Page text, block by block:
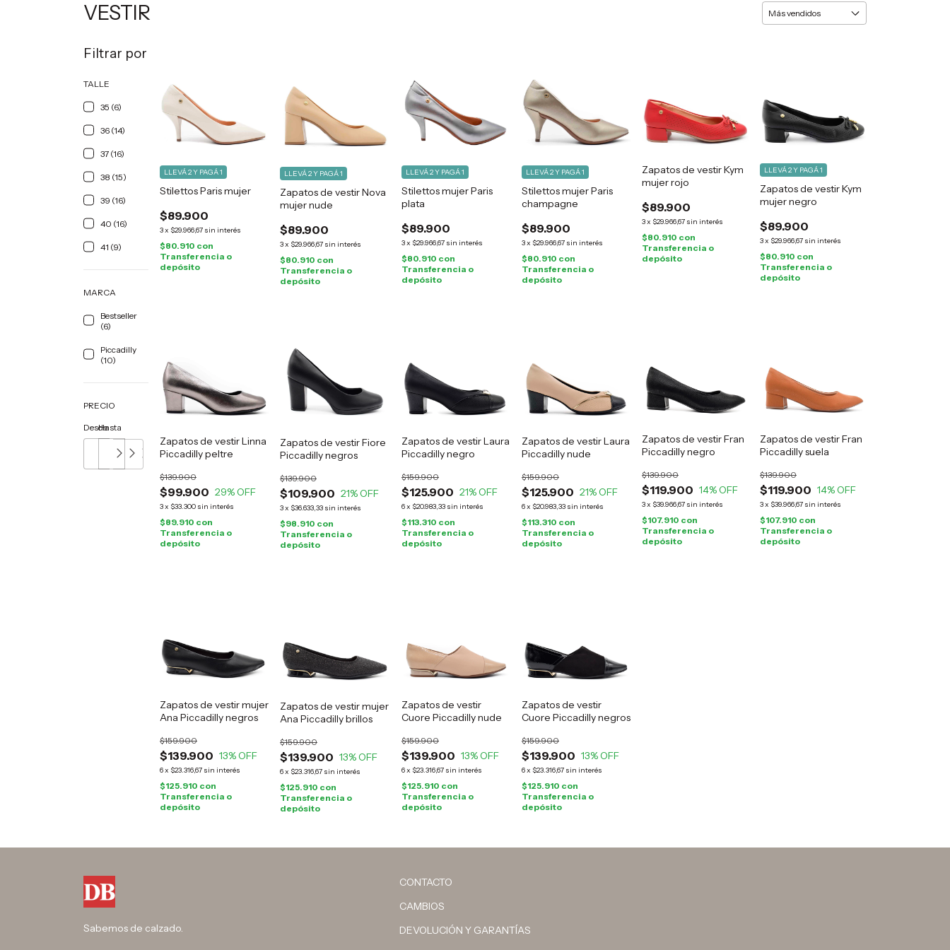
VESTIR
Filtrar por
TALLE
35 (6)
36 (14)
37 (16)
38 (15)
39 (16)
40 (16)
41 (9)
MARCA
Bestseller
(6)
Piccadilly
(10)
PRECIO
DesdeHasta
Stilettos Paris mujer
$89.900
3x $29.966,67 sin interés
LLEVÁ 2 Y PAGÁ 1
$80.910 con
Transferencia o
depósito
Zapatos de vestir Nova
mujer nude
$89.900
3x $29.966,67 sin interés
LLEVÁ 2 Y PAGÁ 1
$80.910 con
Transferencia o
depósito
Stilettos mujer Paris
plata
$89.900
3x $29.966,67 sin interés
LLEVÁ 2 Y PAGÁ 1
$80.910 con
Transferencia o
depósito
Stilettos mujer Paris
champagne
$89.900
3x $29.966,67 sin interés
LLEVÁ 2 Y PAGÁ 1
$80.910 con
Transferencia o
depósito
Zapatos de vestir Kym
mujer rojo
$89.900
3x $29.966,67 sin interés
$80.910 con
Transferencia o
depósito
Zapatos de vestir Kym
mujer negro
$89.900
3x $29.966,67 sin interés
LLEVÁ 2 Y PAGÁ 1
$80.910 con
Transferencia o
depósito
Zapatos de vestir Linna
Piccadilly peltre
$99.900
$139.900
29% OFF
3x $33.300 sin interés
$89.910 con
Transferencia o
depósito
Zapatos de vestir Fiore
Piccadilly negros
$109.900
$139.900
21% OFF
3x $36.633,33 sin interés
$98.910 con
Transferencia o
depósito
Zapatos de vestir Laura
Piccadilly negro
$125.900
$159.900
21% OFF
6x $20.983,33 sin interés
$113.310 con
Transferencia o
depósito
Zapatos de vestir Laura
Piccadilly nude
$125.900
$159.900
21% OFF
6x $20.983,33 sin interés
$113.310 con
Transferencia o
depósito
Zapatos de vestir Fran
Piccadilly negro
$119.900
$139.900
14% OFF
3x $39.966,67 sin interés
$107.910 con
Transferencia o
depósito
Zapatos de vestir Fran
Piccadilly suela
$119.900
$139.900
14% OFF
3x $39.966,67 sin interés
$107.910 con
Transferencia o
depósito
Zapatos de vestir mujer
Ana Piccadilly negros
$139.900
$159.900
13% OFF
6x $23.316,67 sin interés
$125.910 con
Transferencia o
depósito
Zapatos de vestir mujer
Ana Piccadilly brillos
$139.900
$159.900
13% OFF
6x $23.316,67 sin interés
$125.910 con
Transferencia o
depósito
Zapatos de vestir
Cuore Piccadilly nude
$139.900
$159.900
13% OFF
6x $23.316,67 sin interés
$125.910 con
Transferencia o
depósito
Zapatos de vestir
Cuore Piccadilly negros
$139.900
$159.900
13% OFF
6x $23.316,67 sin interés
$125.910 con
Transferencia o
depósito
Sabemos de calzado.
CONTACTO
CAMBIOS
DEVOLUCIÓN Y GARANTÍAS